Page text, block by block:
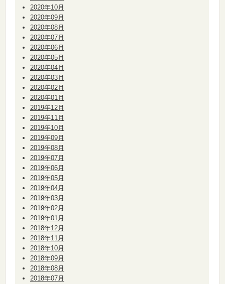
2020年10月
2020年09月
2020年08月
2020年07月
2020年06月
2020年05月
2020年04月
2020年03月
2020年02月
2020年01月
2019年12月
2019年11月
2019年10月
2019年09月
2019年08月
2019年07月
2019年06月
2019年05月
2019年04月
2019年03月
2019年02月
2019年01月
2018年12月
2018年11月
2018年10月
2018年09月
2018年08月
2018年07月